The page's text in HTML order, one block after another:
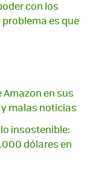
con los
es que
en sus
malas noticias
insostenible:
dólares en